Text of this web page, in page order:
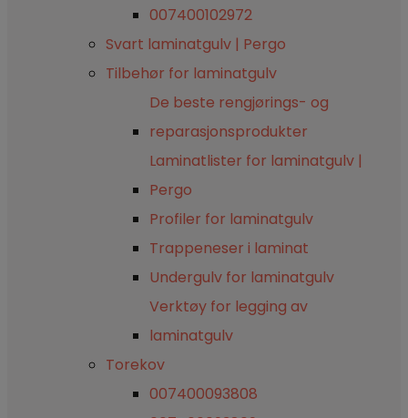
007400102972
Svart laminatgulv | Pergo
Tilbehør for laminatgulv
De beste rengjørings- og
reparasjonsprodukter
Laminatlister for laminatgulv |
Pergo
Profiler for laminatgulv
Trappeneser i laminat
Undergulv for laminatgulv
Verktøy for legging av
laminatgulv
Torekov
007400093808